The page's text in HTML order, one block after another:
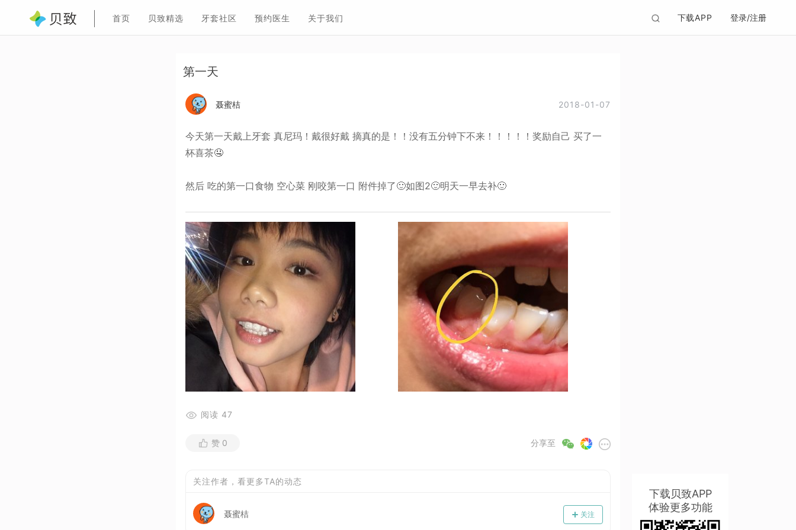
首页 贝致精选 牙套社区 预约医生 关于我们 下载APP 登录/注册
第一天
聂蜜桔 2018-01-07
今天第一天戴上牙套 真尼玛！戴很好戴 摘真的是！！没有五分钟下不来！！！！！奖励自己 买了一
杯喜茶🤤
然后 吃的第一口食物 空心菜 刚咬第一口 附件掉了🙂如图2🙂明天一早去补🙂
阅读 47
分享至
赞 0
关注作者，看更多TA的动态
关注
聂蜜桔
下载贝致APP
体验更多功能